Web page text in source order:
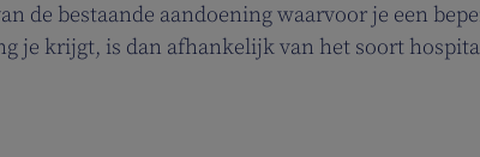
de bestaande aandoening waarvoor je een
je krijgt, is dan afhankelijk van het soort